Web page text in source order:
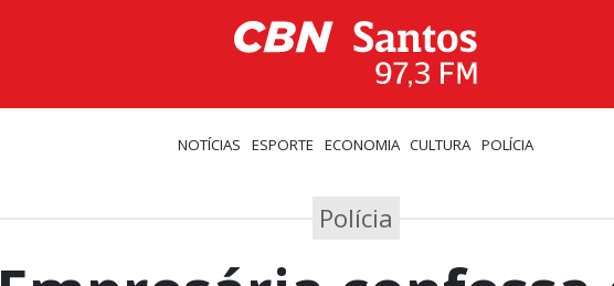
NOTÍCIAS ESPORTE ECONOMIA CULTURA POLÍCIA
Polícia